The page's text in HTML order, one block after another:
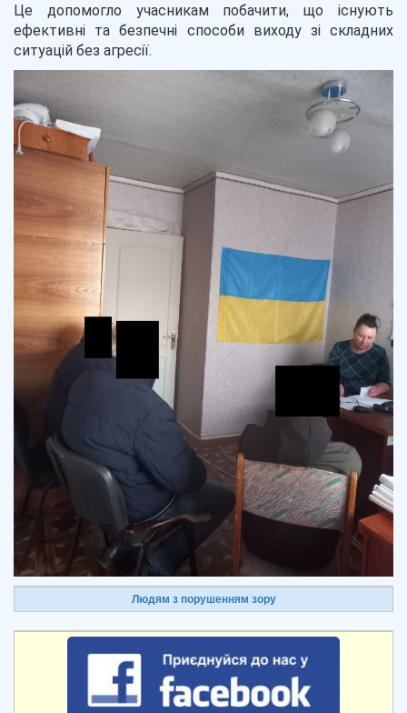
Це допомогло учасникам побачити, що існують
ефективні та безпечні способи виходу зі складних
ситуацій без агресії.
Людям з порушенням зору